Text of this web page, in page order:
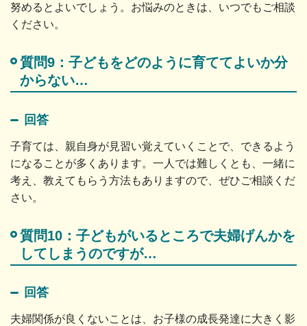
努めるとよいでしょう。お悩みのときは、いつでもご相談
ください。
質問9：子どもをどのように育ててよいか分
からない…
回答
子育ては、親自身が見習い覚えていくことで、できるよう
になることが多くあります。一人では難しくとも、一緒に
考え、教えてもらう方法もありますので、ぜひご相談くだ
さい。
質問10：子どもがいるところで夫婦げんかを
してしまうのですが…
回答
夫婦関係が良くないことは、お子様の成長発達に大きく影